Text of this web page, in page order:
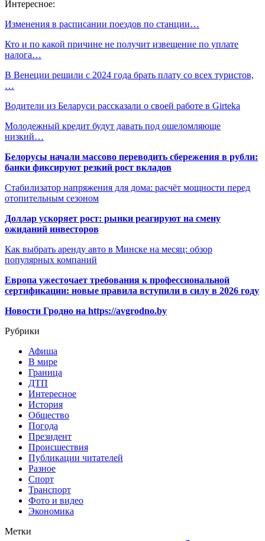
Интересное:
Изменения в расписании поездов по станции…
Кто и по какой причине не получит извещение по уплате
налога…
В Венеции решили с 2024 года брать плату со всех туристов,
…
Водители из Беларуси рассказали о своей работе в Girteka
Молодежный кредит будут давать под ошеломляюще
низкий…
Белорусы начали массово переводить сбережения в рубли:
банки фиксируют резкий рост вкладов
Стабилизатор напряжения для дома: расчёт мощности перед
отопительным сезоном
Доллар ускоряет рост: рынки реагируют на смену
ожиданий инвесторов
Как выбрать аренду авто в Минске на месяц: обзор
популярных компаний
Европа ужесточает требования к профессиональной
сертификации: новые правила вступили в силу в 2026 году
Новости Гродно на https://avgrodno.by
Рубрики
Афиша
В мире
Граница
ДТП
Интересное
История
Общество
Погода
Президент
Происшествия
Публикации читателей
Разное
Спорт
Транспорт
Фото и видео
Экономика
Метки